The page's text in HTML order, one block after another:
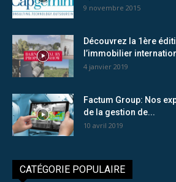
9 novembre 2015
Découvrez la 1ère
l’immobilier
4 janvier 2019
Factum Group: Nos
de la gestion de...
10 avril 2019
CATÉGORIE POPULAIRE